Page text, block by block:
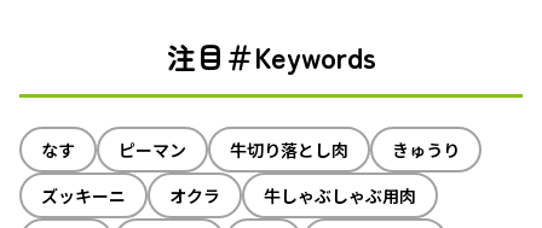
注目＃Keywords
なす ピーマン 牛切り落とし肉
きゅうり
ズッキーニ
オクラ
牛しゃぶしゃぶ用肉